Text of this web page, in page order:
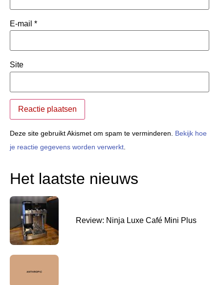
E-mail *
Site
Deze site gebruikt Akismet om spam te verminderen. Bekijk hoe
je reactie gegevens worden verwerkt.
Het laatste nieuws
Review: Ninja Luxe Café Mini Plus